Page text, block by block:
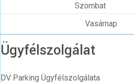
Szombat
Vasárnap
Ügyfélszolgálat
DV Parking Ügyfélszolgálata